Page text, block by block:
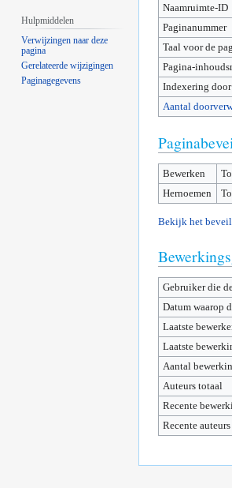
Naamruimte-ID
Paginanummer
Taal voor de
Pagina-
Indexering
Aantal
Bewerken
Hernoemen
Bekijk het
Gebruiker die
Datum waarop
Laatste
Laatste
Aantal
Auteurs totaal
Recente
Recente auteurs
Hulpmiddelen
Verwijzingen naar deze
pagina
Gerelateerde wijzigingen
Paginagegevens